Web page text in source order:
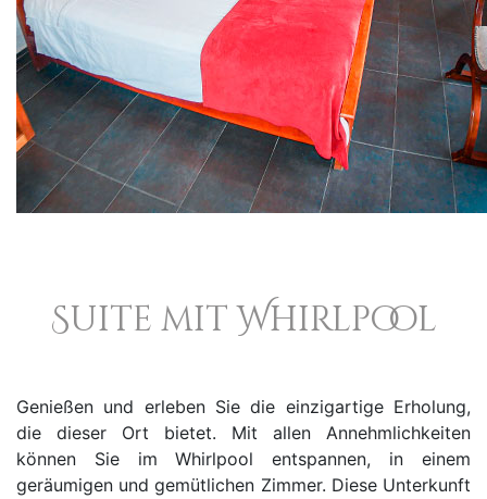
Suite mit Whirlpool
Genießen und erleben Sie die einzigartige Erholung,
die dieser Ort bietet. Mit allen Annehmlichkeiten
können Sie im Whirlpool entspannen, in einem
geräumigen und gemütlichen Zimmer. Diese Unterkunft